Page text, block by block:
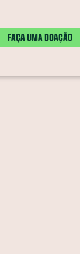
FAÇA UMA DOAÇÃO